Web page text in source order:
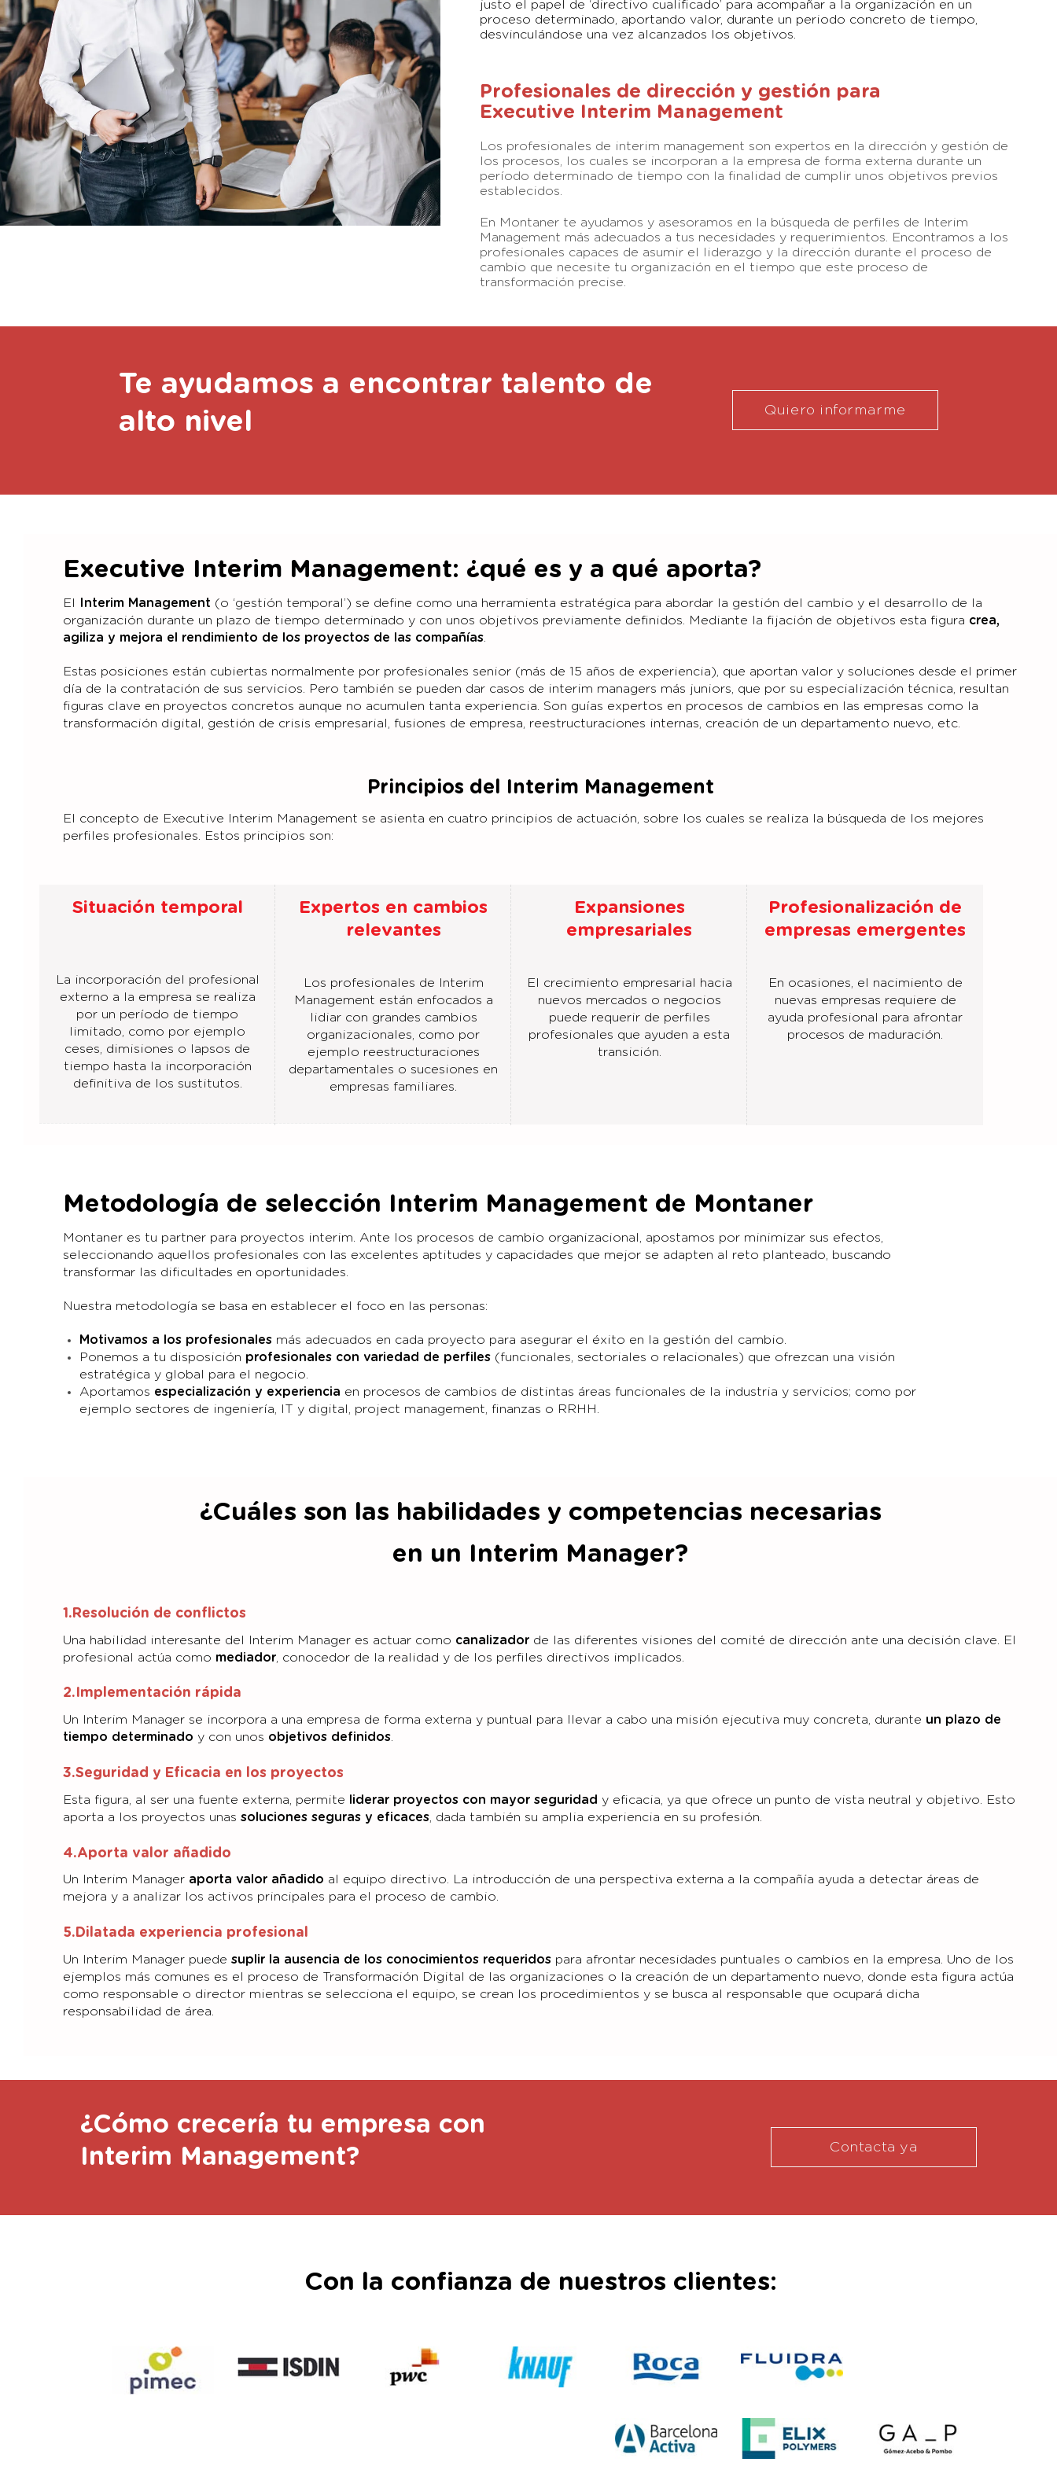
justo el papel de ‘directivo cualificado’ para acompañar a la organización en un
proceso determinado, aportando valor, durante un periodo concreto de tiempo,
desvinculándose una vez alcanzados los objetivos.
Profesionales de dirección y gestión para
Executive Interim Management
Los profesionales de interim management son expertos en la dirección y gestión de
los procesos, los cuales se incorporan a la empresa de forma externa durante un
período determinado de tiempo con la finalidad de cumplir unos objetivos previos
establecidos.
En Montaner te ayudamos y asesoramos en la búsqueda de perfiles de Interim
Management más adecuados a tus necesidades y requerimientos. Encontramos a los
profesionales capaces de asumir el liderazgo y la dirección durante el proceso de
cambio que necesite tu organización en el tiempo que este proceso de
transformación precise.
Te ayudamos a encontrar talento de
alto nivel
Quiero informarme
Executive Interim Management: ¿qué es y a qué aporta?
El Interim Management (o ‘gestión temporal’) se define como una herramienta estratégica para abordar la gestión del cambio y el desarrollo de la
organización durante un plazo de tiempo determinado y con unos objetivos previamente definidos. Mediante la fijación de objetivos esta figura crea,
agiliza y mejora el rendimiento de los proyectos de las compañías.
Estas posiciones están cubiertas normalmente por profesionales senior (más de 15 años de experiencia), que aportan valor y soluciones desde el primer
día de la contratación de sus servicios. Pero también se pueden dar casos de interim managers más juniors, que por su especialización técnica, resultan
figuras clave en proyectos concretos aunque no acumulen tanta experiencia. Son guías expertos en procesos de cambios en las empresas como la
transformación digital, gestión de crisis empresarial, fusiones de empresa, reestructuraciones internas, creación de un departamento nuevo, etc.
Principios del Interim Management
El concepto de Executive Interim Management se asienta en cuatro principios de actuación, sobre los cuales se realiza la búsqueda de los mejores
perfiles profesionales. Estos principios son:
Situación temporal
La incorporación del profesional
externo a la empresa se realiza
por un período de tiempo
limitado, como por ejemplo
ceses, dimisiones o lapsos de
tiempo hasta la incorporación
definitiva de los sustitutos.
Expertos en cambios
relevantes
Los profesionales de Interim
Management están enfocados a
lidiar con grandes cambios
organizacionales, como por
ejemplo reestructuraciones
departamentales o sucesiones en
empresas familiares.
Expansiones
empresariales
El crecimiento empresarial hacia
nuevos mercados o negocios
puede requerir de perfiles
profesionales que ayuden a esta
transición.
Profesionalización de
empresas emergentes
En ocasiones, el nacimiento de
nuevas empresas requiere de
ayuda profesional para afrontar
procesos de maduración.
Metodología de selección Interim Management de Montaner
Montaner es tu partner para proyectos interim. Ante los procesos de cambio organizacional, apostamos por minimizar sus efectos,
seleccionando aquellos profesionales con las excelentes aptitudes y capacidades que mejor se adapten al reto planteado, buscando
transformar las dificultades en oportunidades.
Nuestra metodología se basa en establecer el foco en las personas:
Motivamos a los profesionalesmás adecuados en cada proyecto para asegurar el éxito en la gestión del cambio.
Ponemos a tu disposición profesionales con variedad de perfiles(funcionales, sectoriales o relacionales) que ofrezcan una visión
estratégica y global para el negocio.
Aportamos especialización y experiencia en procesos de cambios de distintas áreas funcionales de la industria y servicios; como por
ejemplo sectores de ingeniería, IT y digital, project management, finanzas o RRHH.
¿Cuáles son las habilidades y competencias necesarias
en un Interim Manager?
1.Resolución de conflictos
Una habilidad interesante del Interim Manager es actuar como canalizador de las diferentes visiones del comité de dirección ante una decisión clave. El
profesional actúa como mediador , conocedor de la realidad y de los perfiles directivos implicados.
2.Implementación rápida
Un Interim Manager se incorpora a una empresa de forma externa y puntual para llevar a cabo una misión ejecutiva muy concreta, durante un plazo de
tiempo determinado y con unos objetivos definidos.
3.Seguridad y Eficacia en los proyectos
Esta figura, al ser una fuente externa, permite liderar proyectos con mayor seguridad y eficacia, ya que ofrece un punto de vista neutral y objetivo. Esto
aporta a los proyectos unas soluciones seguras y eficaces , dada también su amplia experiencia en su profesión.
4.Aporta valor añadido
Un Interim Manager aporta valor añadido al equipo directivo. La introducción de una perspectiva externa a la compañía ayuda a detectar áreas de
mejora y a analizar los activos principales para el proceso de cambio.
5.Dilatada experiencia profesional
Un Interim Manager puede suplir la ausencia de los conocimientos requeridos para afrontar necesidades puntuales o cambios en la empresa. Uno de los
ejemplos más comunes es el proceso de Transformación Digital de las organizaciones o la creación de un departamento nuevo, donde esta figura actúa
como responsable o director mientras se selecciona el equipo, se crean los procedimientos y se busca al responsable que ocupará dicha
responsabilidad de área.
¿Cómo crecería tu empresa con
Interim Management?
Contacta ya
Con la confianza de nuestros clientes: